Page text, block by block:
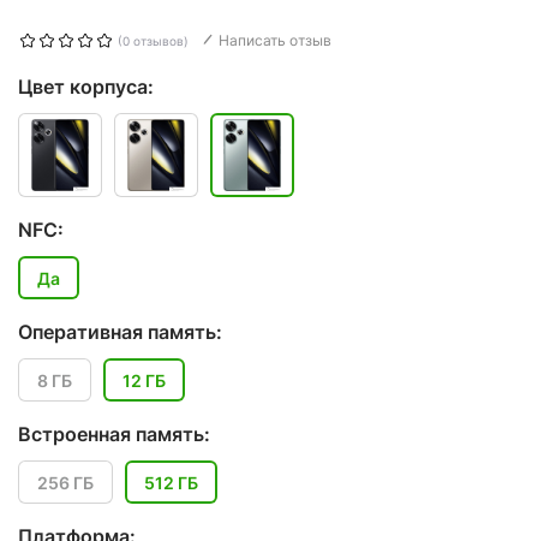
(0 отзывов) Написать отзыв
Цвет корпуса:
NFC:
Да
Оперативная память:
8 ГБ 12 ГБ
Встроенная память:
256 ГБ 512 ГБ
Платформа: